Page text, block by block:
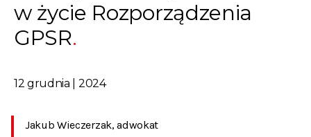
w życie Rozporządzenia
GPSR
12 grudnia | 2024
Jakub Wieczerzak, adwokat